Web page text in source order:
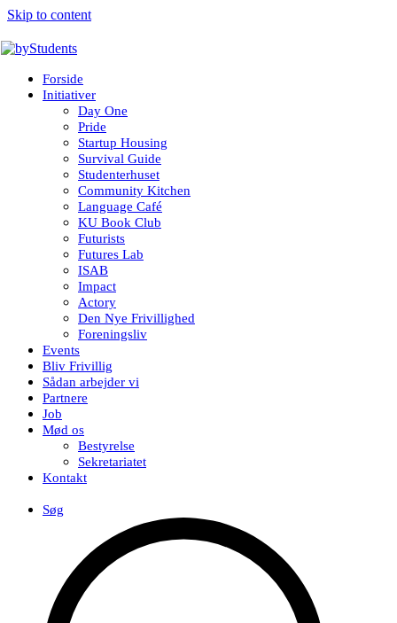
Skip to content
Forside
Initiativer
Day One
Pride
Startup Housing
Survival Guide
Studenterhuset
Community Kitchen
Language Café
KU Book Club
Futurists
Futures Lab
ISAB
Impact
Actory
Den Nye Frivillighed
Foreningsliv
Events
Bliv Frivillig
Sådan arbejder vi
Partnere
Job
Mød os
Bestyrelse
Sekretariatet
Kontakt
Søg